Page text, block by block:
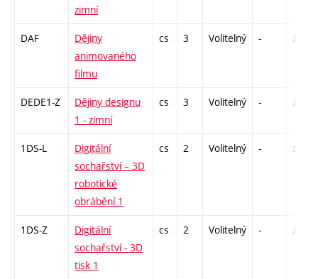
zimní
DAF
Dějiny
animovaného
filmu
cs 3 Volitelný - zk
DEDE1-Z
Dějiny designu
1 - zimní
cs 3 Volitelný - zk
1DS-L
Digitální
sochařství – 3D
robotické
obrábění 1
cs 2 Volitelný - zá
1DS-Z
Digitální
sochařství - 3D
tisk 1
cs 2 Volitelný - zá